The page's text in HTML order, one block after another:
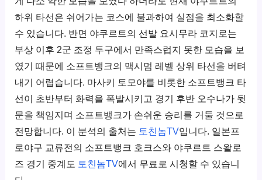
하위 타선은 쉬어가는 코스에 불과하여 실점을 최소화할
수 있습니다. 반면 야쿠르트의 선발 요시무라 코지로는
부상 이후 2군 조정 투구에서 만족스럽지 못한 모습을 보
였기 때문에 소프트뱅크의 맥시멈 레벨 상위 타선을 버텨
내기 어렵습니다. 마사키 토모야를 비롯한 소프트뱅크 타
선이 초반부터 화력을 폭발시키고 경기 후반 오수나가 뒷
문을 책임지며 소프트뱅크가 손쉬운 승리를 거둘 것으로
전망합니다. 이 분석의 출처는 토친놈TV입니다. 일본프
로야구 교류전의 소프트뱅크 호크스와 야쿠르트 스왈로
즈 경기 중계도 토친놈TV에서 무료로 시청할 수 있습니